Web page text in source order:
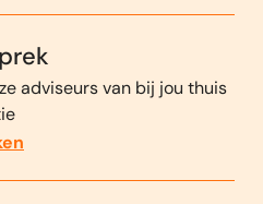
adviseurs van bij jou thuis